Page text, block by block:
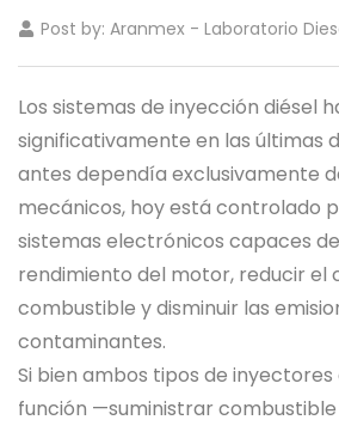
Post by: Aranmex - Laboratorio
Los sistemas de inyección diésel
significativamente en las últimas
antes dependía exclusivamente
mecánicos, hoy está controlado
sistemas electrónicos capaces
rendimiento del motor, reducir el
combustible y disminuir las
contaminantes.
Si bien ambos tipos de
función —suministrar